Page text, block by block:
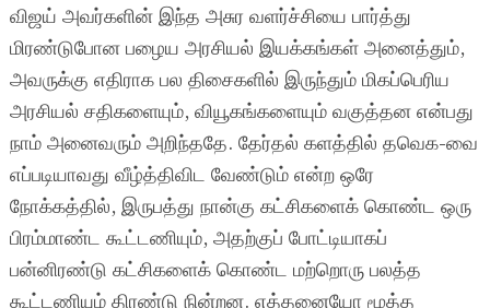
விஜய் அவர்களின் இந்த அசுர வளர்ச்சியை பார்த்து
மிரண்டுபோன பழைய அரசியல் இயக்கங்கள் அனைத்தும்,
அவருக்கு எதிராக பல திசைகளில் இருந்தும் மிகப்பெரிய
அரசியல் சதிகளையும், வியூகங்களையும் வகுத்தன என்பது
நாம் அனைவரும் அறிந்ததே. தேர்தல் களத்தில் தவெக-வை
எப்படியாவது வீழ்த்திவிட வேண்டும் என்ற ஒரே
நோக்கத்தில், இருபத்து நான்கு கட்சிகளைக் கொண்ட ஒரு
பிரம்மாண்ட கூட்டணியும், அதற்குப் போட்டியாகப்
பன்னிரண்டு கட்சிகளைக் கொண்ட மற்றொரு பலத்த